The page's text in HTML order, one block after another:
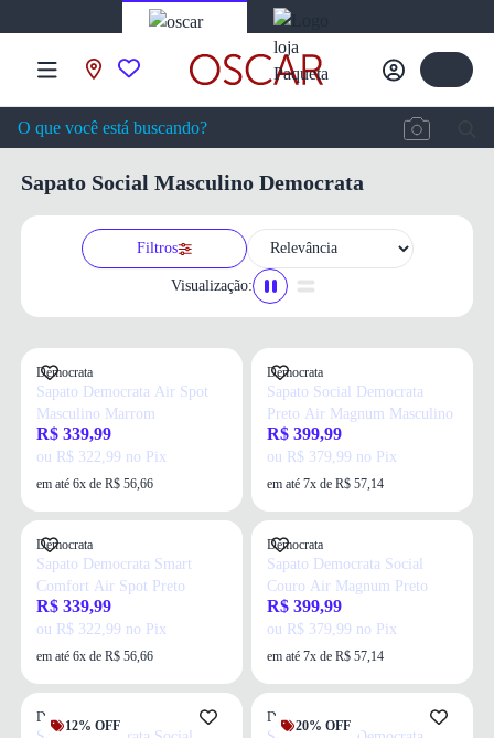
Sapato Social Masculino Democrata
Filtros
Visualização:
Democrata
Sapato Democrata Air Spot
Masculino Marrom
R$ 339,99
ou R$ 322,99 no Pix
em até 6x de R$ 56,66
Democrata
Sapato Social Democrata
Preto Air Magnum Masculino
R$ 399,99
ou R$ 379,99 no Pix
em até 7x de R$ 57,14
Democrata
Sapato Democrata Smart
Comfort Air Spot Preto
R$ 339,99
ou R$ 322,99 no Pix
em até 6x de R$ 56,66
Democrata
Sapato Democrata Social
Couro Air Magnum Preto
R$ 399,99
ou R$ 379,99 no Pix
em até 7x de R$ 57,14
12% OFF
Democrata
20% OFF
Democrata